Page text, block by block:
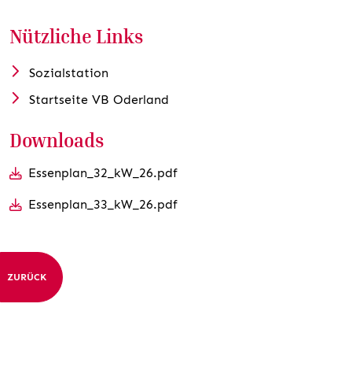
Nützliche Links
Sozialstation
Startseite VB Oderland
Downloads
Essenplan_32_kW_26.pdf
Essenplan_33_kW_26.pdf
ZURÜCK